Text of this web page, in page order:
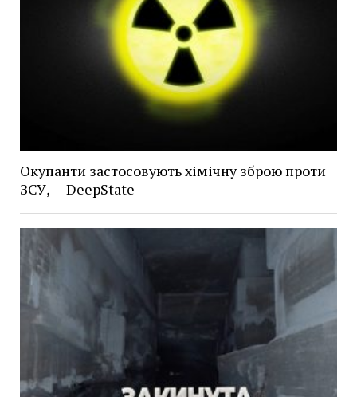
Окупанти застосовують хімічну зброю проти
ЗСУ, — DeepState